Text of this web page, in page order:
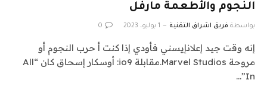
النجوم والأطعمة مارفل
بواسطة فريق اشراق التقنية 1 يوليو، 2023 0
إنه وقت جيد إعلانإيسني فأودي إذا كنت أ حرب النجوم أو
مروحة Marvel Studios.مقابلة io9: أوسكار إسحاق كان “All
In”…